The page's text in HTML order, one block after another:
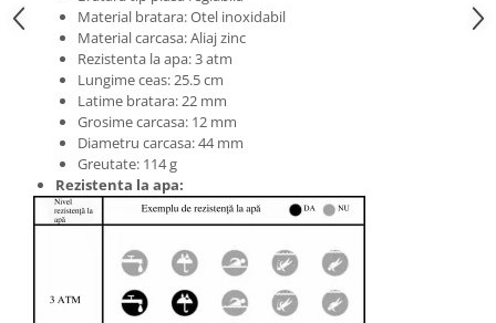
Material bratara: Otel inoxidabil
Material carcasa: Aliaj zinc
Rezistenta la apa: 3 atm
Lungime ceas: 25.5 cm
Latime bratara: 22 mm
Grosime carcasa: 12 mm
Diametru carcasa: 44 mm
Greutate: 114 g
Rezistenta la apa: